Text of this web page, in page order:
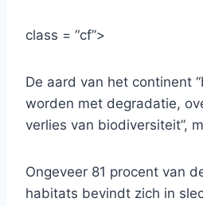
class = “cf”>
De aard van het continent
worden met degradatie,
verlies van biodiversiteit”,
Ongeveer 81 procent van
habitats bevindt zich in